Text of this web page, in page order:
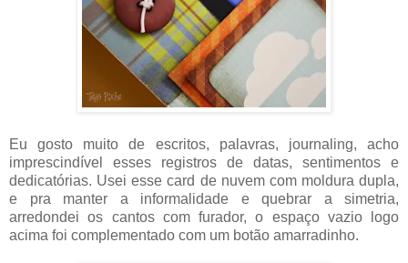
Eu gosto muito de escritos, palavras, journaling, acho
imprescindível esses registros de datas, sentimentos e
dedicatórias. Usei esse card de nuvem com moldura dupla,
e pra manter a informalidade e quebrar a simetria,
arredondei os cantos com furador, o espaço vazio logo
acima foi complementado com um botão amarradinho.